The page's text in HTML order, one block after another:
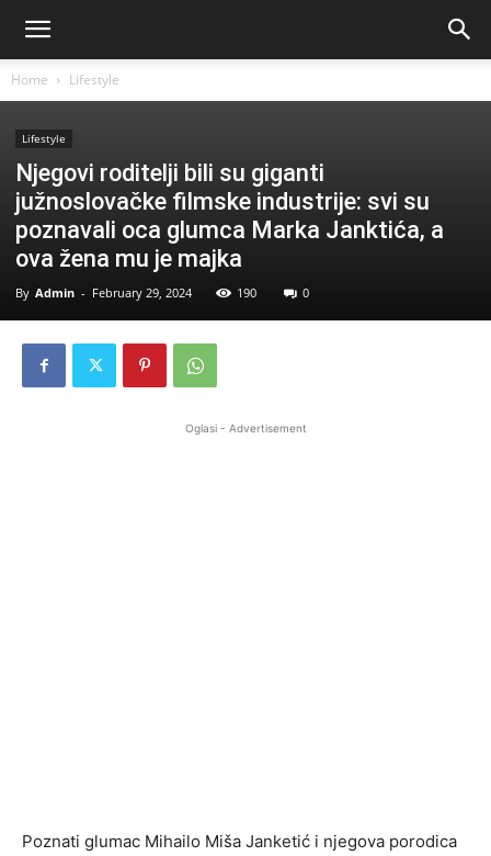
Home Lifestyle
Lifestyle
Njegovi roditelji bili su giganti
južnoslovačke filmske industrije: svi su
poznavali oca glumca Marka Janktića, a
ova žena mu je majka
By Admin - February 29, 2024 190 0
Oglasi - Advertisement
Poznati glumac Mihailo Miša Janketić i njegova porodica